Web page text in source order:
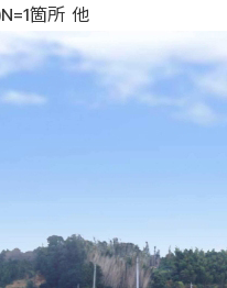
箇所 他